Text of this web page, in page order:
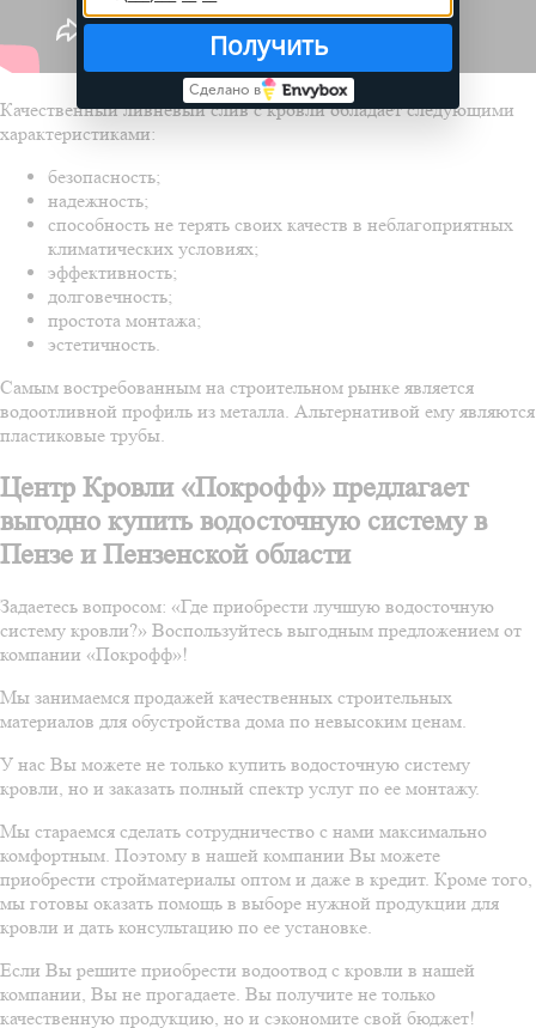
Качественный ливневый слив с кровли обладает следующими
характеристиками:
безопасность;
надежность;
способность не терять своих качеств в неблагоприятных
климатических условиях;
эффективность;
долговечность;
простота монтажа;
эстетичность.
Самым востребованным на строительном рынке является
водоотливной профиль из металла. Альтернативой ему являются
пластиковые трубы.
Центр Кровли «Покрофф» предлагает
выгодно купить водосточную систему в
Пензе и Пензенской области
Задаетесь вопросом: «Где приобрести лучшую водосточную
систему кровли?» Воспользуйтесь выгодным предложением от
компании «Покрофф»!
Мы занимаемся продажей качественных строительных
материалов для обустройства дома по невысоким ценам.
У нас Вы можете не только купить водосточную систему
кровли, но и заказать полный спектр услуг по ее монтажу.
Мы стараемся сделать сотрудничество с нами максимально
комфортным. Поэтому в нашей компании Вы можете
приобрести стройматериалы оптом и даже в кредит. Кроме того,
мы готовы оказать помощь в выборе нужной продукции для
кровли и дать консультацию по ее установке.
Если Вы решите приобрести водоотвод с кровли в нашей
компании, Вы не прогадаете. Вы получите не только
качественную продукцию, но и сэкономите свой бюджет!
Получить
Сделано в